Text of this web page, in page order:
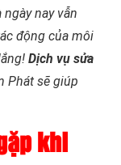
nay vẫn
động của môi
Dịch vụ sửa
Phát sẽ giúp
khi